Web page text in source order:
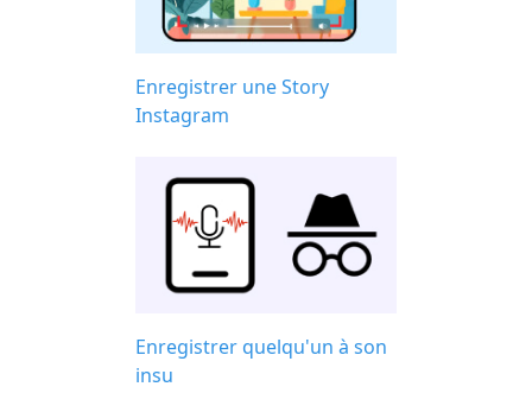
Enregistrer une Story
Instagram
Enregistrer quelqu'un à son
insu